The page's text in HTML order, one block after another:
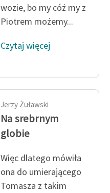
wozie, bo my cóż my z
Piotrem możemy...
Czytaj więcej
Jerzy Żuławski
Na srebrnym
globie
Więc dlatego mówiła
ona do umierającego
Tomasza z takim